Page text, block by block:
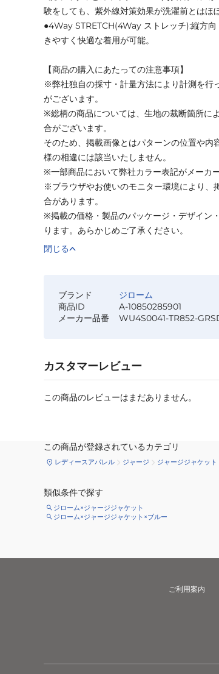
験をしても、紫外線対策効果が洗濯前とはほ
●4Way STRETCH(4Way ストレッチ):縦方
きやすく快適な着用が可能。
【商品の購入にあたっての注意事項】
※弊社独自の採寸・計量方法により計測を行
がございます。
※総柄の商品については、生地の裁断箇所に
合がございます。
そのため、掲載画像とはパターンの位置や
様の相違には該当いたしません。
※一部商品において弊社カラー表記がメーカ
※ブラウザやお使いのモニター環境により、
合があります。
※掲載の価格・製品のパッケージ・デザイン
ります。あらかじめご了承ください。
閉じる
ブランド
ジローム
商品ID
A-10850285901
メーカー品番
WU4S0041-TR852-
カスタマーレビュー
この商品のレビューはまだありません。
この商品が登録されているカテゴリ
レディースアパレル ジャージ ジャージジャケット
類似条件で探す
ジローム×ジャージジャケット
ジローム×ジャージジャケット×ブルー
ご利用案内